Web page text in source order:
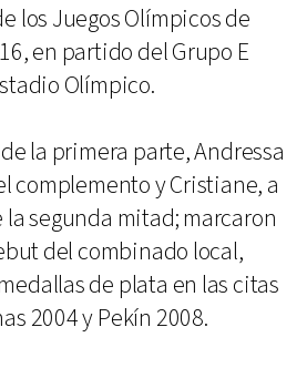
los Juegos Olímpicos de
en partido del Grupo E
Olímpico.
la primera parte, Andressa
complemento y Cristiane, a
segunda mitad; marcaron
del combinado local,
de plata en las citas
2004 y Pekín 2008.